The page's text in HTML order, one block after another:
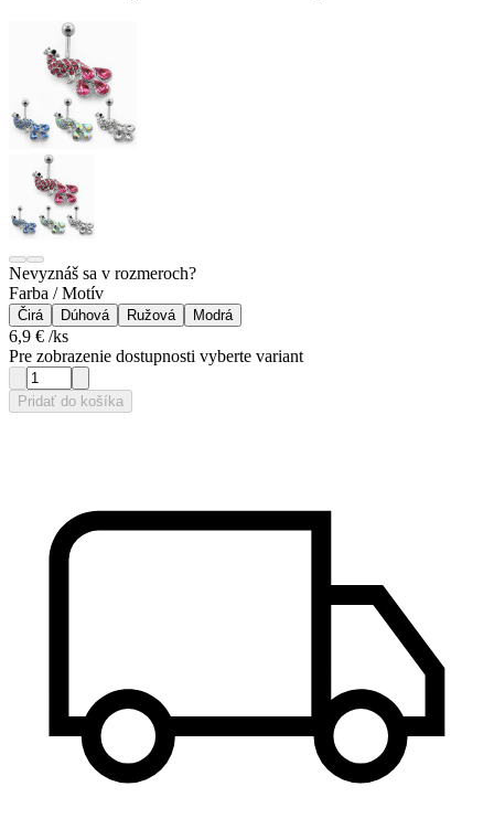
Nevyznáš sa v rozmeroch?
Farba / Motív
Čirá Dúhová Ružová Modrá
6,9 € /ks
Pre zobrazenie dostupnosti vyberte variant
Pridať do košíka